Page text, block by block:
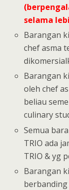
selama
Barangan
chef asma
Barangan
oleh chef
beliau
culinary
Semua
TRIO ada
TRIO & yg
Barangan